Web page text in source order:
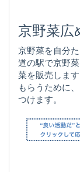
京野菜広
京野菜を自分
道の駅で京野
菜を販売しま
もらうために
つけます。